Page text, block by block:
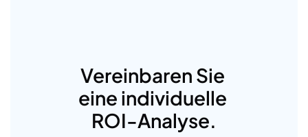
Vereinbaren Sie
eine individuelle
ROI-Analyse.